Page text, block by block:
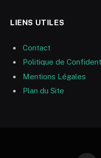
LIENS UTILES
Contact
Politique de
Mentions Légales
Plan du Site